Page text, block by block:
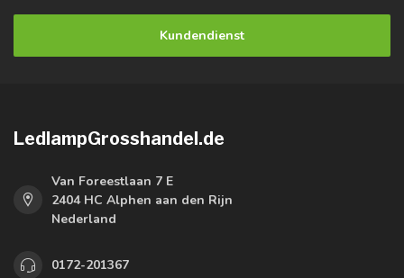
Kundendienst
LedlampGrosshandel.de
Van Foreestlaan 7 E
2404 HC Alphen aan den Rijn
Nederland
0172-201367